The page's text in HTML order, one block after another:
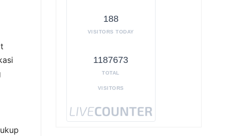
188
VISITORS TODAY
1187673
TOTAL
VISITORS